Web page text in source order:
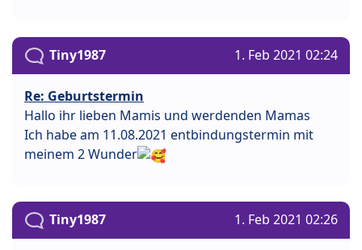
Tiny1987 1. Feb 2021 02:24
Re: Geburtstermin
Hallo ihr lieben Mamis und werdenden Mamas
Ich habe am 11.08.2021 entbindungstermin mit
meinem 2 Wunder
Tiny1987 1. Feb 2021 02:26